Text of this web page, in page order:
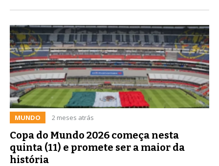
MUNDO 2 meses atrás
Copa do Mundo 2026 começa nesta
quinta (11) e promete ser a maior da
história